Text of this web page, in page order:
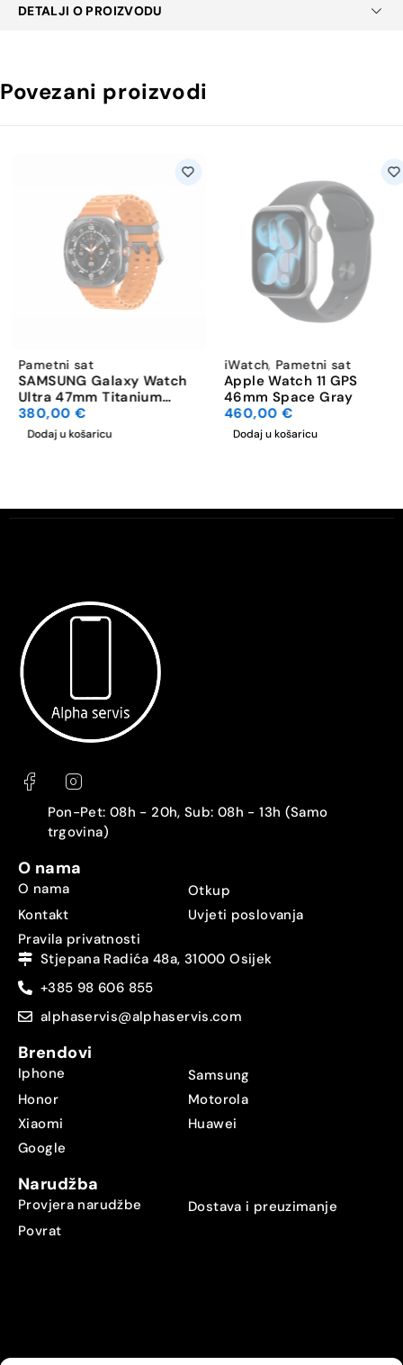
DETALJI O PROIZVODU
Povezani proizvodi
Pametni sat
SAMSUNG Galaxy Watch
Ultra 47mm Titanium
Gray
380,00€
Dodaj u košaricu
iWatch,Pametni sat
Apple Watch 11 GPS
46mm Space Gray
460,00€
Dodaj u košaricu
Pon-Pet: 08h - 20h, Sub: 08h - 13h (Samo
trgovina)
O nama
O nama
Otkup
Kontakt
Uvjeti poslovanja
Pravila privatnosti
Stjepana Radića 48a, 31000 Osijek
+385 98 606 855
alphaservis@alphaservis.com
Brendovi
Iphone
Samsung
Honor
Motorola
Xiaomi
Huawei
Google
Narudžba
Provjera narudžbe
Dostava i preuzimanje
Povrat